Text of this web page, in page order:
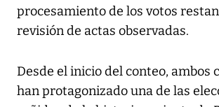
procesamiento de los votos
revisión de actas observadas.
Desde el inicio del conteo, ambos
han protagonizado una de las